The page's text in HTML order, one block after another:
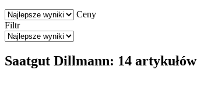
Ceny
Filtr
Saatgut Dillmann: 14 artykułów